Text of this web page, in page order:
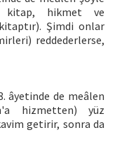
kitap, hikmet ve
Şimdi onlar
reddederlerse,
âyetinde de meâlen
hizmetten) yüz
getirir, sonra da